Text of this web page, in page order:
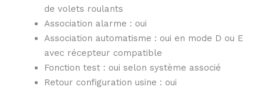
de volets roulants
Association alarme : oui
Association automatisme : oui en mode D ou E
avec récepteur compatible
Fonction test : oui selon système associé
Retour configuration usine : oui